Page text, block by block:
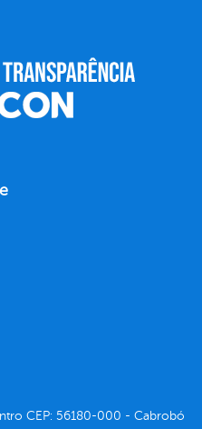
CEP: 56180-000 - Cabrobó